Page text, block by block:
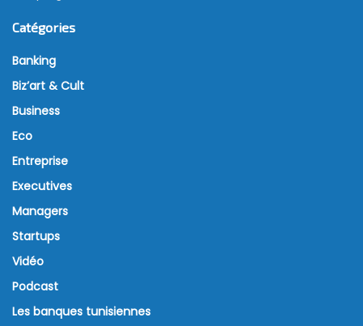
Catégories
Banking
Biz’art & Cult
Business
Eco
Entreprise
Executives
Managers
Startups
Vidéo
Podcast
Les banques tunisiennes